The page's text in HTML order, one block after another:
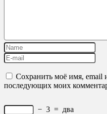
Сохранить моё имя, email
последующих моих
− 3 = два